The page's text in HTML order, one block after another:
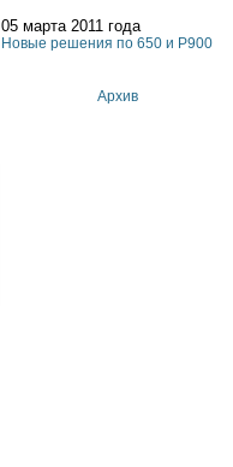
05 марта 2011 года
Новые решения по 650 и P900
Архив